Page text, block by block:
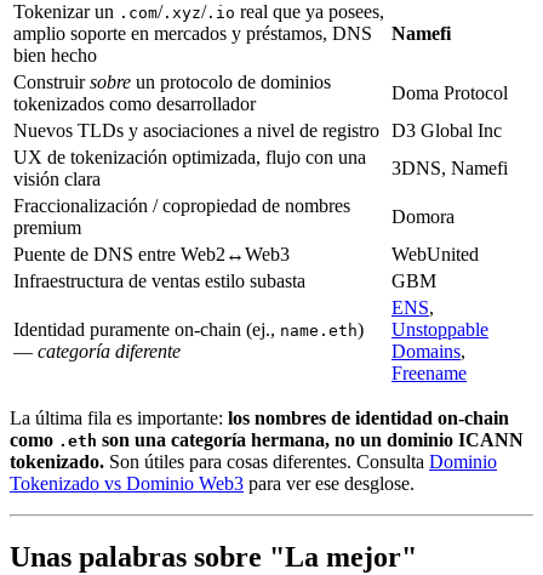
Tokenizar un .com/ .xyz/ .io real que ya posees,
amplio soporte en mercados y préstamos, DNS
bien hecho
Namefi
Construirsobre un protocolo de dominios
tokenizados como desarrollador
Doma Protocol
Nuevos TLDs y asociaciones a nivel de registro D3 Global Inc
UX de tokenización optimizada, flujo con una
visión clara
3DNS, Namefi
Fraccionalización / copropiedad de nombres
premium
Domora
Puente de DNS entre Web2↔Web3
WebUnited
Infraestructura de ventas estilo subasta
GBM
Identidad puramente on-chain (ej., name.eth)
— categoría diferente
ENS,
Unstoppable
Domains,
Freename
La última fila es importante: los nombres de identidad on-chain
como .eth son una categoría hermana, no un dominio ICANN
tokenizado. Son útiles para cosas diferentes. Consulta Dominio
Tokenizado vs Dominio Web3 para ver ese desglose.
Unas palabras sobre "La mejor"